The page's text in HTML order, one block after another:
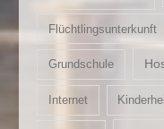
Flüchtlingsunterkunft
Grundschule
Internet